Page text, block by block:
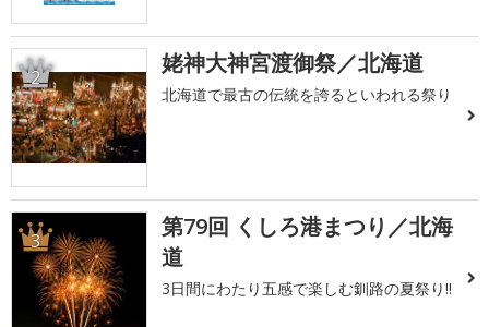
2 姥神大神宮渡御祭／北海道
北海道で最古の伝統を誇るといわれる祭り
3
第79回 くしろ港まつり／北海
道
3日間にわたり五感で楽しむ釧路の夏祭り!!